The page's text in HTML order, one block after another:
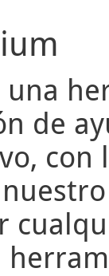
una
de